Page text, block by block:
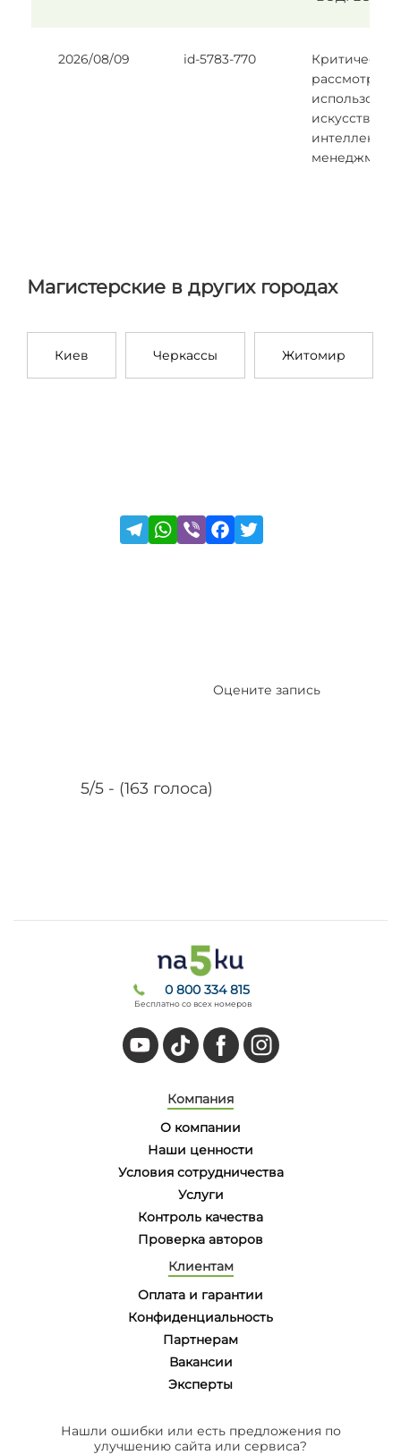
2026/08/09 id-5783-770
Критическое
интеллекта
Магистерские в других городах
Киев Черкассы Житомир
5/5 - (163 голоса)
Оцените запись
0 800 334 815
Бесплатно со всех номеров
Компания
О компании
Наши ценности
Условия сотрудничества
Услуги
Контроль качества
Проверка авторов
Клиентам
Оплата и гарантии
Конфиденциальность
Партнерам
Вакансии
Эксперты
Нашли ошибки или есть предложения по
улучшению сайта или сервиса?